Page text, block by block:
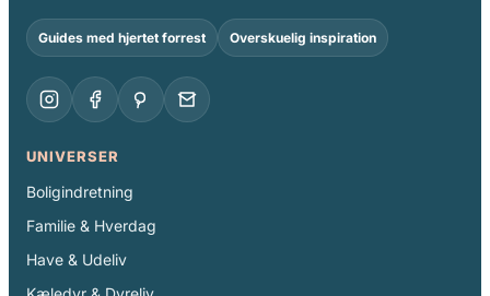
Guides med hjertet forrest Overskuelig inspiration
UNIVERSER
Boligindretning
Familie & Hverdag
Have & Udeliv